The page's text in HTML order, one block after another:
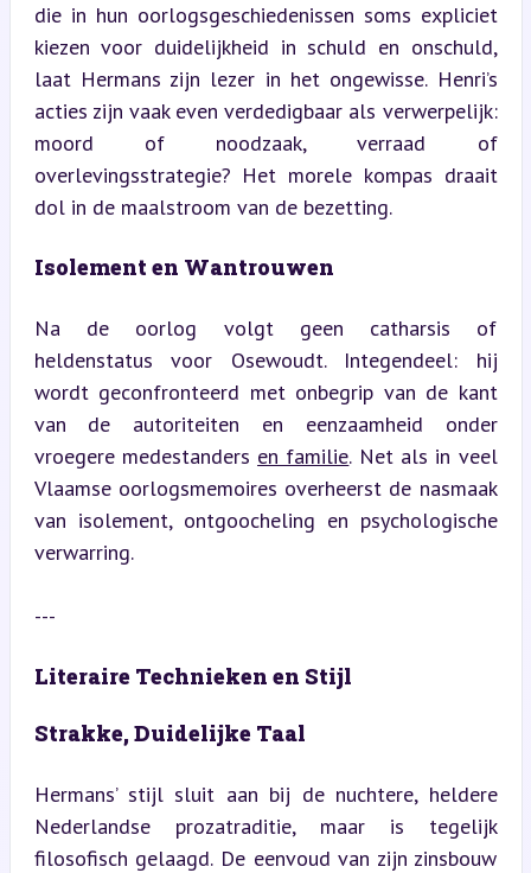
die in hun oorlogsgeschiedenissen soms expliciet
kiezen voor duidelijkheid in schuld en onschuld,
laat Hermans zijn lezer in het ongewisse. Henri’s
acties zijn vaak even verdedigbaar als verwerpelijk:
moord of noodzaak, verraad of
overlevingsstrategie? Het morele kompas draait
dol in de maalstroom van de bezetting.
Isolement en Wantrouwen
Na de oorlog volgt geen catharsis of
heldenstatus voor Osewoudt. Integendeel: hij
wordt geconfronteerd met onbegrip van de kant
van de autoriteiten en eenzaamheid onder
vroegere medestanders en familie. Net als in veel
Vlaamse oorlogsmemoires overheerst de nasmaak
van isolement, ontgoocheling en psychologische
verwarring.
---
Literaire Technieken en Stijl
Strakke, Duidelijke Taal
Hermans’ stijl sluit aan bij de nuchtere, heldere
Nederlandse prozatraditie, maar is tegelijk
filosofisch gelaagd. De eenvoud van zijn zinsbouw